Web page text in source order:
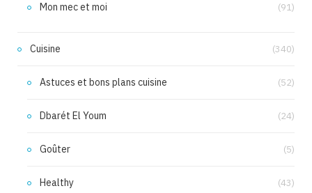
Mon mec et moi (91)
Cuisine (340)
Astuces et bons plans cuisine (52)
Dbarét El Youm (24)
Goûter (5)
Healthy (43)